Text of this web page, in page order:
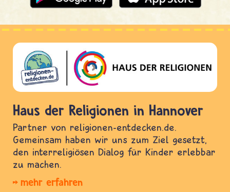
Haus der Religionen in Hannover
Partner von religionen-entdecken.de.
Gemeinsam haben wir uns zum Ziel gesetzt,
den interreligiösen Dialog für Kinder erlebbar
zu machen.
mehr erfahren